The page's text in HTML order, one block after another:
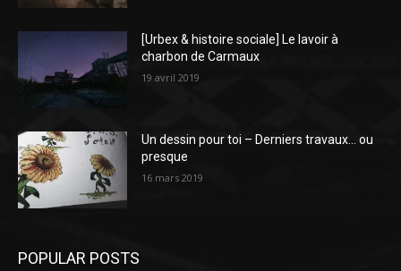
[Urbex & histoire sociale] Le lavoir à
charbon de Carmaux
19 avril 2019
Un dessin pour toi – Derniers travaux… ou
presque
16 mars 2019
POPULAR POSTS